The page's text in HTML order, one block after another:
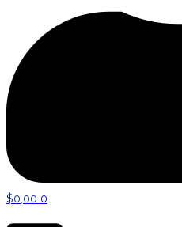
$0,00 0